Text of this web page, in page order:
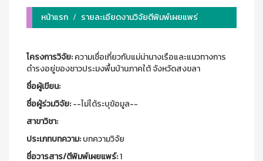
หน้าแรก
รายละเอียดงานวิจัยตีพิมพ์เผยแพร่
โครงการวิจัย:ความเชื่อเกี่ยวกับแม่น่านางเรือและแนวทางการ
ดำรงอยู่ของชาวประมงพื้นบ้านภาคใต้ จังหวัดสงขลา
ชื่อผู้เขียน:
ชื่อผู้ร่วมวิจัย:--ไม่ได้ระบุข้อมูล--
สาขาวิชา:
ประเภทบทความ:บทความวิจัย
ชื่อวารสาร/ตีพิมพ์เผยแพร์:1